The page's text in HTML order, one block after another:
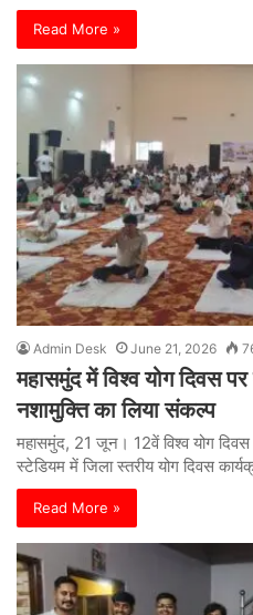
Read More »
Admin Desk June 21, 2026
महासमुंद में विश्व योग दिवस
नशामुक्ति का लिया संकल्प
महासमुंद, 21 जून। 12वें विश्व योग
स्टेडियम में जिला स्तरीय योग दिवस
Read More »